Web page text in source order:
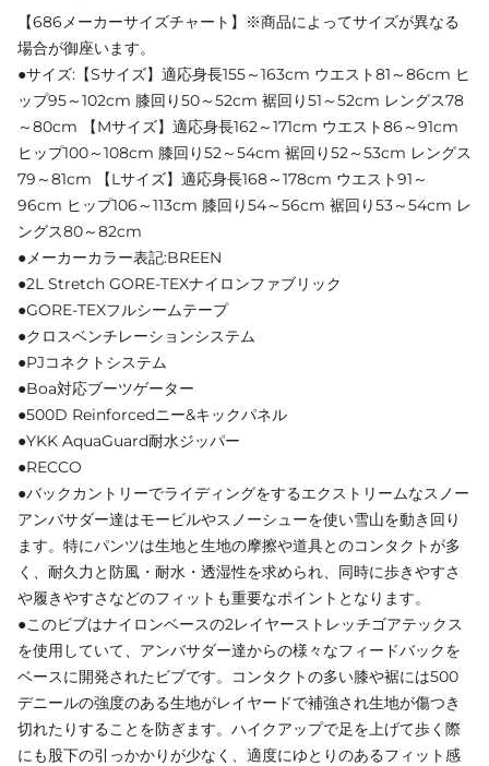
【686メーカーサイズチャート】※商品によってサイズが異なる
場合が御座います。
●サイズ:【Sサイズ】適応身長155～163cm ウエスト81～86cm ヒ
ップ95～102cm 膝回り50～52cm 裾回り51～52cm レングス78
～80cm 【Mサイズ】適応身長162～171cm ウエスト86～91cm
ヒップ100～108cm 膝回り52～54cm 裾回り52～53cm レングス
79～81cm 【Lサイズ】適応身長168～178cm ウエスト91～
96cm ヒップ106～113cm 膝回り54～56cm 裾回り53～54cm レ
ングス80～82cm
●メーカーカラー表記:BREEN
●2L Stretch GORE-TEXナイロンファブリック
●GORE-TEXフルシームテープ
●クロスベンチレーションシステム
●PJコネクトシステム
●Boa対応ブーツゲーター
●500D Reinforcedニー&キックパネル
●YKK AquaGuard耐水ジッパー
●RECCO
●バックカントリーでライディングをするエクストリームなスノー
アンバサダー達はモービルやスノーシューを使い雪山を動き回り
ます。特にパンツは生地と生地の摩擦や道具とのコンタクトが多
く、耐久力と防風・耐水・透湿性を求められ、同時に歩きやすさ
や履きやすさなどのフィットも重要なポイントとなります。
●このビブはナイロンベースの2レイヤーストレッチゴアテックス
を使用していて、アンバサダー達からの様々なフィードバックを
ベースに開発されたビブです。コンタクトの多い膝や裾には500
デニールの強度のある生地がレイヤードで補強され生地が傷つき
切れたりすることを防ぎます。ハイクアップで足を上げて歩く際
にも股下の引っかかりが少なく、適度にゆとりのあるフィット感